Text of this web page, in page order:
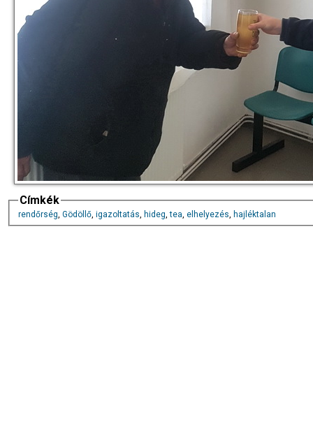
Címkék
rendőrség, Gödöllő, igazoltatás, hideg,tea, elhelyezés, hajléktalan